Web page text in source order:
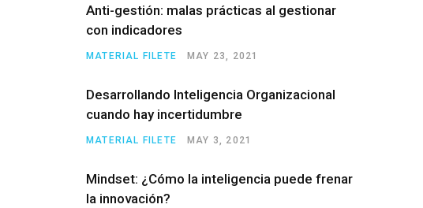
Anti-gestión: malas prácticas al gestionar
con indicadores
MATERIAL FILETE MAY 23, 2021
Desarrollando Inteligencia Organizacional
cuando hay incertidumbre
MATERIAL FILETE MAY 3, 2021
Mindset: ¿Cómo la inteligencia puede frenar
la innovación?